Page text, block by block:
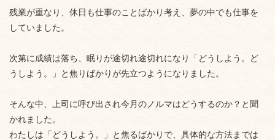
残業が重なり、休日も仕事のことばかり考え、夢の中でも仕事を
していました。
次第に成績は落ち、眠りが途切れ途切れになり「どうしよう。ど
うしよう。」と焦りばかりが先立つようになりました。
そんな中、上司に呼び出され今月のノルマはどうするのか？と聞
かれました。
わたしは「どうしよう。」と焦るばかりで、具体的な方法までは